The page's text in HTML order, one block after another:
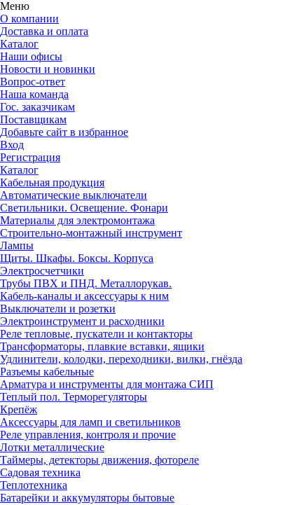
Меню
О компании
Доставка и оплата
Каталог
Наши офисы
Новости и новинки
Вопрос-ответ
Наша команда
Гос. заказчикам
Поставщикам
Добавьте сайт в избранное
Вход
Регистрация
Каталог
Кабельная продукция
Автоматические выключатели
Светильники. Освещение. Фонари
Материалы для электромонтажа
Строительно-монтажный инструмент
Лампы
Щиты. Шкафы. Боксы. Корпуса
Электросчетчики
Трубы ПВХ и ПНД. Металлорукав.
Кабель-каналы и аксессуары к ним
Выключатели и розетки
Электроинструмент и расходники
Реле тепловые, пускатели и контакторы
Трансформаторы, плавкие вставки, ящики
Удлинители, колодки, переходники, вилки, гнёзда
Разъемы кабельные
Арматура и инструменты для монтажа СИП
Теплый пол. Терморегуляторы
Крепёж
Аксессуары для ламп и светильников
Реле управления, контроля и прочие
Лотки металлические
Таймеры, детекторы движения, фотореле
Садовая техника
Теплотехника
Батарейки и аккумуляторы бытовые